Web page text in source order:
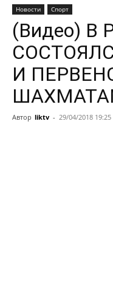
Новости Спорт
(Видео) В
И
Автор liktv - 29/04/2018 19:25